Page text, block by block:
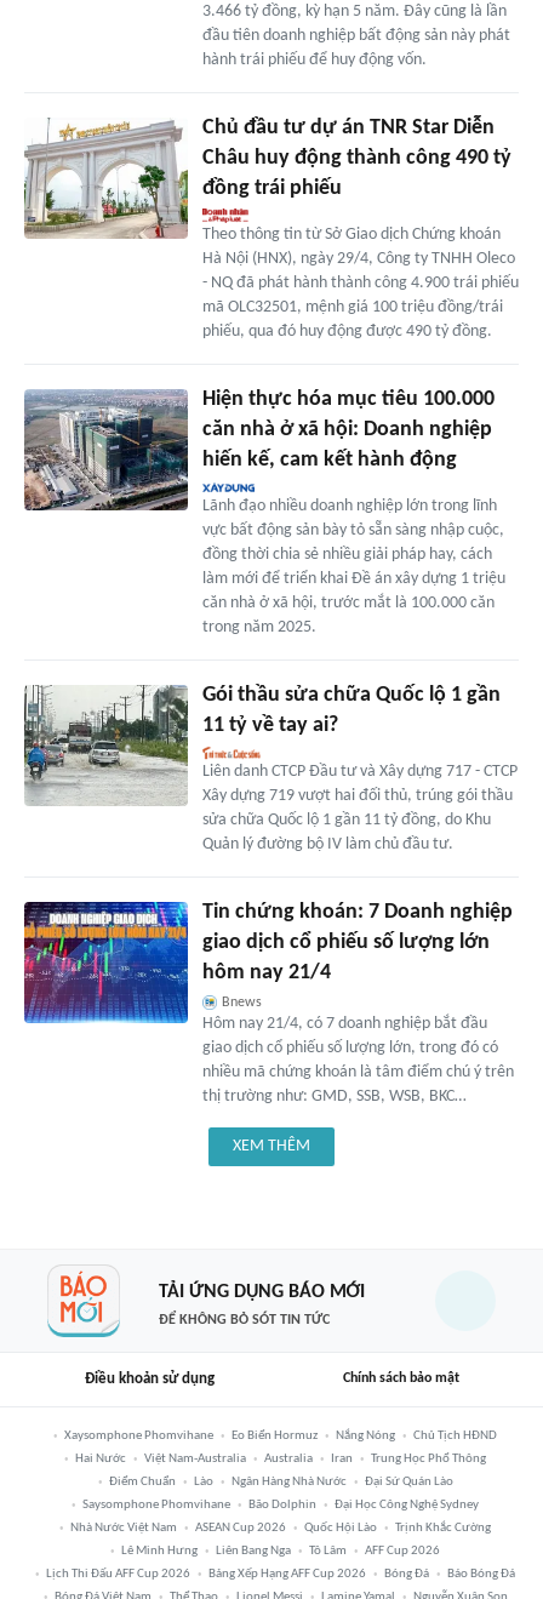
3.466 tỷ đồng, kỳ hạn 5 năm. Đây cũng là lần
đầu tiên doanh nghiệp bất động sản này phát
hành trái phiếu để huy động vốn.
Chủ đầu tư dự án TNR Star Diễn
Châu huy động thành công 490 tỷ
đồng trái phiếu
Theo thông tin từ Sở Giao dịch Chứng khoán
Hà Nội (HNX), ngày 29/4, Công ty TNHH Oleco
- NQ đã phát hành thành công 4.900 trái phiếu
mã OLC32501, mệnh giá 100 triệu đồng/trái
phiếu, qua đó huy động được 490 tỷ đồng.
Hiện thực hóa mục tiêu 100.000
căn nhà ở xã hội: Doanh nghiệp
hiến kế, cam kết hành động
Lãnh đạo nhiều doanh nghiệp lớn trong lĩnh
vực bất động sản bày tỏ sẵn sàng nhập cuộc,
đồng thời chia sẻ nhiều giải pháp hay, cách
làm mới để triển khai Đề án xây dựng 1 triệu
căn nhà ở xã hội, trước mắt là 100.000 căn
trong năm 2025.
Gói thầu sửa chữa Quốc lộ 1 gần
11 tỷ về tay ai?
Liên danh CTCP Đầu tư và Xây dựng 717 - CTCP
Xây dựng 719 vượt hai đối thủ, trúng gói thầu
sửa chữa Quốc lộ 1 gần 11 tỷ đồng, do Khu
Quản lý đường bộ IV làm chủ đầu tư.
Tin chứng khoán: 7 Doanh nghiệp
giao dịch cổ phiếu số lượng lớn
hôm nay 21/4
Bnews
Hôm nay 21/4, có 7 doanh nghiệp bắt đầu
giao dịch cổ phiếu số lượng lớn, trong đó có
nhiều mã chứng khoán là tâm điểm chú ý trên
thị trường như: GMD, SSB, WSB, BKC…
XEM THÊM
TẢI ỨNG DỤNG BÁO MỚI
ĐỂ KHÔNG BỎ SÓT TIN TỨC
Điều khoản sử dụng Chính sách bảo mật
Xaysomphone Phomvihane Eo Biển Hormuz Nắng Nóng
Chủ Tịch HĐND
Hai Nước
Việt Nam-Australia Australia Iran
Trung Học Phổ Thông
Điểm Chuẩn
Lào Ngân Hàng Nhà Nước
Đại Sứ Quán Lào
Saysomphone Phomvihane
Bão Dolphin
Đại Học Công Nghệ Sydney
Nhà Nước Việt Nam
ASEAN Cup 2026 Quốc Hội Lào
Trịnh Khắc Cường
Lê Minh Hưng
Liên Bang Nga Tô Lâm
AFF Cup 2026
Lịch Thi Đấu AFF Cup 2026
Bảng Xếp Hạng AFF Cup 2026 Bóng Đá
Báo Bóng Đá
Bóng Đá Việt Nam
Thể Thao Lionel Messi Lamine Yamal Nguyễn Xuân Son